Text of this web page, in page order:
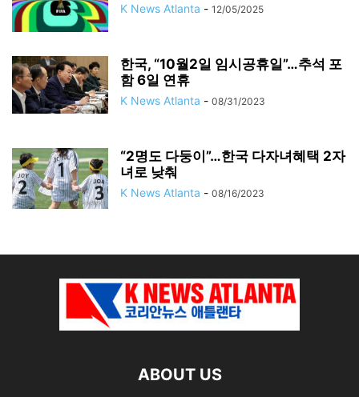
K News Atlanta - 12/05/2025
한국, “10월2일 임시공휴일”…추석 포
함 6일 연휴
K News Atlanta - 08/31/2023
“2명도 다둥이”…한국 다자녀혜택 2자
녀로 낮춰
K News Atlanta - 08/16/2023
ABOUT US